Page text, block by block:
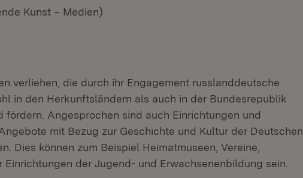
Kunst – Medien)
verliehen, die durch ihr Engagement russlanddeutsche
in den Herkunftsländern als auch in der Bundesrepublik
fördern. Angesprochen sind auch Einrichtungen und
mit Bezug zur Geschichte und Kultur der Deutschen
Dies können zum Beispiel Heimatmuseen, Vereine,
Einrichtungen der Jugend- und Erwachsenenbildung sein.